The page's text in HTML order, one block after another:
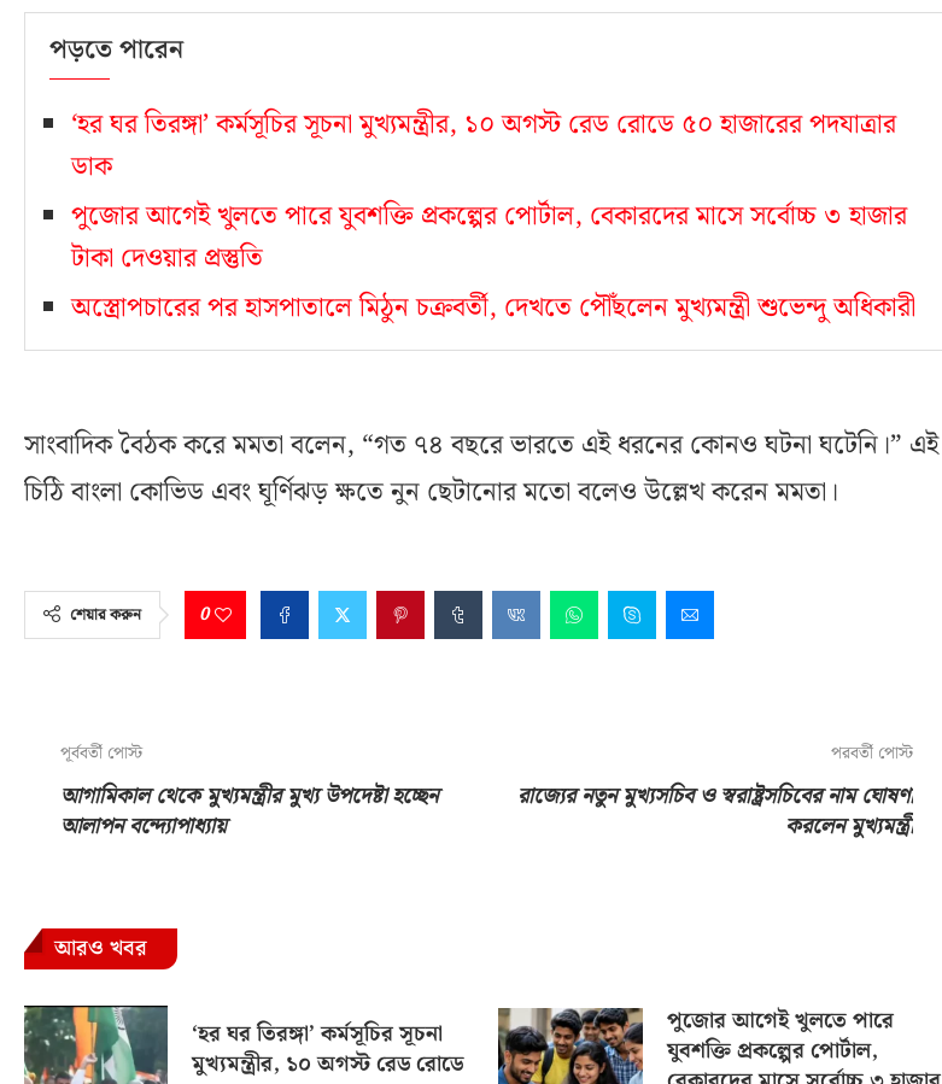
পড়তে পারেন
‘হর ঘর তিরঙ্গা’ কর্মসূচির সূচনা মুখ্যমন্ত্রীর, ১০ অগস্ট রেড রোডে ৫০ হাজারের পদযাত্রার
ডাক
পুজোর আগেই খুলতে পারে যুবশক্তি প্রকল্পের পোর্টাল, বেকারদের মাসে সর্বোচ্চ ৩ হাজার
টাকা দেওয়ার প্রস্তুতি
অস্ত্রোপচারের পর হাসপাতালে মিঠুন চক্রবর্তী, দেখতে পৌঁছলেন মুখ্যমন্ত্রী শুভেন্দু অধিকারী
সাংবাদিক বৈঠক করে মমতা বলেন, “গত ৭৪ বছরে ভারতে এই ধরনের কোনও ঘটনা ঘটেনি।” এই
চিঠি বাংলা কোভিড এবং ঘূর্ণিঝড় ক্ষতে নুন ছেটানোর মতো বলেও উল্লেখ করেন মমতা।
শেয়ার করুন 0
পূর্ববর্তী পোস্ট
আগামিকাল থেকে মুখ্যমন্ত্রীর মুখ্য উপদেষ্টা হচ্ছেন
আলাপন বন্দ্যোপাধ্যায়
পরবর্তী পোস্ট
রাজ্যের নতুন মুখ্যসচিব ও স্বরাষ্ট্রসচিবের নাম ঘোষণা
করলেন মুখ্যমন্ত্রী
আরও খবর
‘হর ঘর তিরঙ্গা’ কর্মসূচির সূচনা
মুখ্যমন্ত্রীর, ১০ অগস্ট রেড রোডে
পুজোর আগেই খুলতে পারে
যুবশক্তি প্রকল্পের পোর্টাল,